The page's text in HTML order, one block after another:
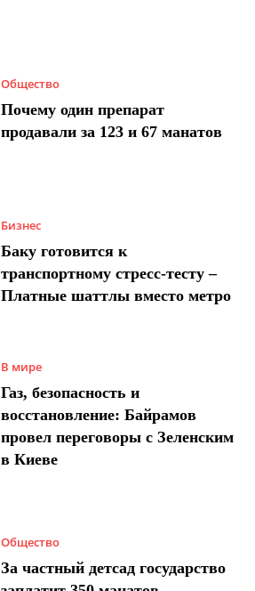
Общество
Почему один препарат
продавали за 123 и 67 манатов
Бизнес
Баку готовится к
транспортному стресс-тесту –
Платные шаттлы вместо метро
В мире
Газ, безопасность и
восстановление: Байрамов
провел переговоры с Зеленским
в Киеве
Общество
За частный детсад государство